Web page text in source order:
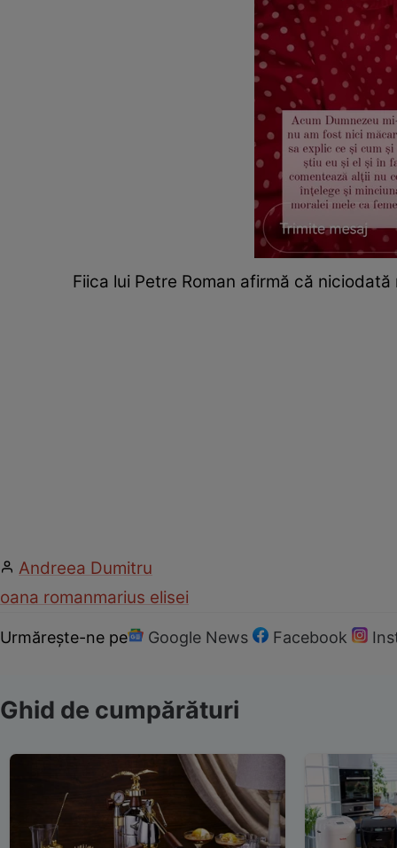
Fiica lui Petre Roman afirmă că
Andreea Dumitru
oana romanmarius elisei
Urmărește-ne pe Google News Facebook
Ghid de cumpărături